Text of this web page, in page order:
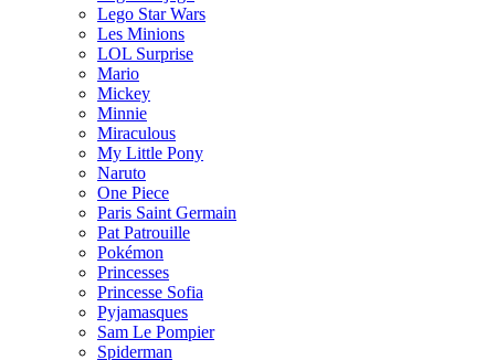
Lego Star Wars
Les Minions
LOL Surprise
Mario
Mickey
Minnie
Miraculous
My Little Pony
Naruto
One Piece
Paris Saint Germain
Pat Patrouille
Pokémon
Princesses
Princesse Sofia
Pyjamasques
Sam Le Pompier
Spiderman